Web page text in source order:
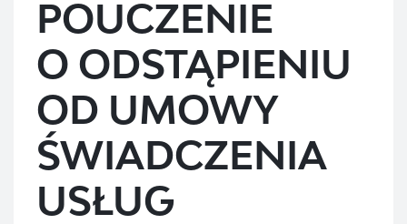
POUCZENIE
O ODSTĄPIENIU
OD UMOWY
ŚWIADCZENIA
USŁUG